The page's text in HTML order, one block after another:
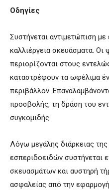
Οδηγίες
Συστήνεται αντιμετώπιση με
καλλιέργεια σκευάσματα.
περιορίζονται στους
καταστρέφουν τα ωφέλιμα
περιβάλλον.
προσβολής, τη δράση του
συγκομιδής.
Λόγω μεγάλης διάρκειας
εσπεριδοειδών συστήνεται
σκευασμάτων και αυστηρή
ασφαλείας από την